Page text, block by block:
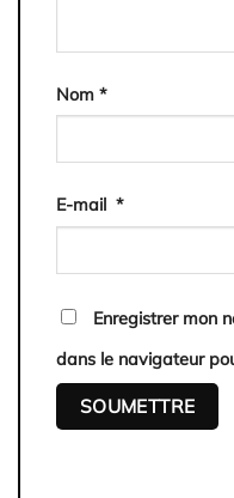
Nom *
E-mail *
Enregistrer mon
dans le navigateur